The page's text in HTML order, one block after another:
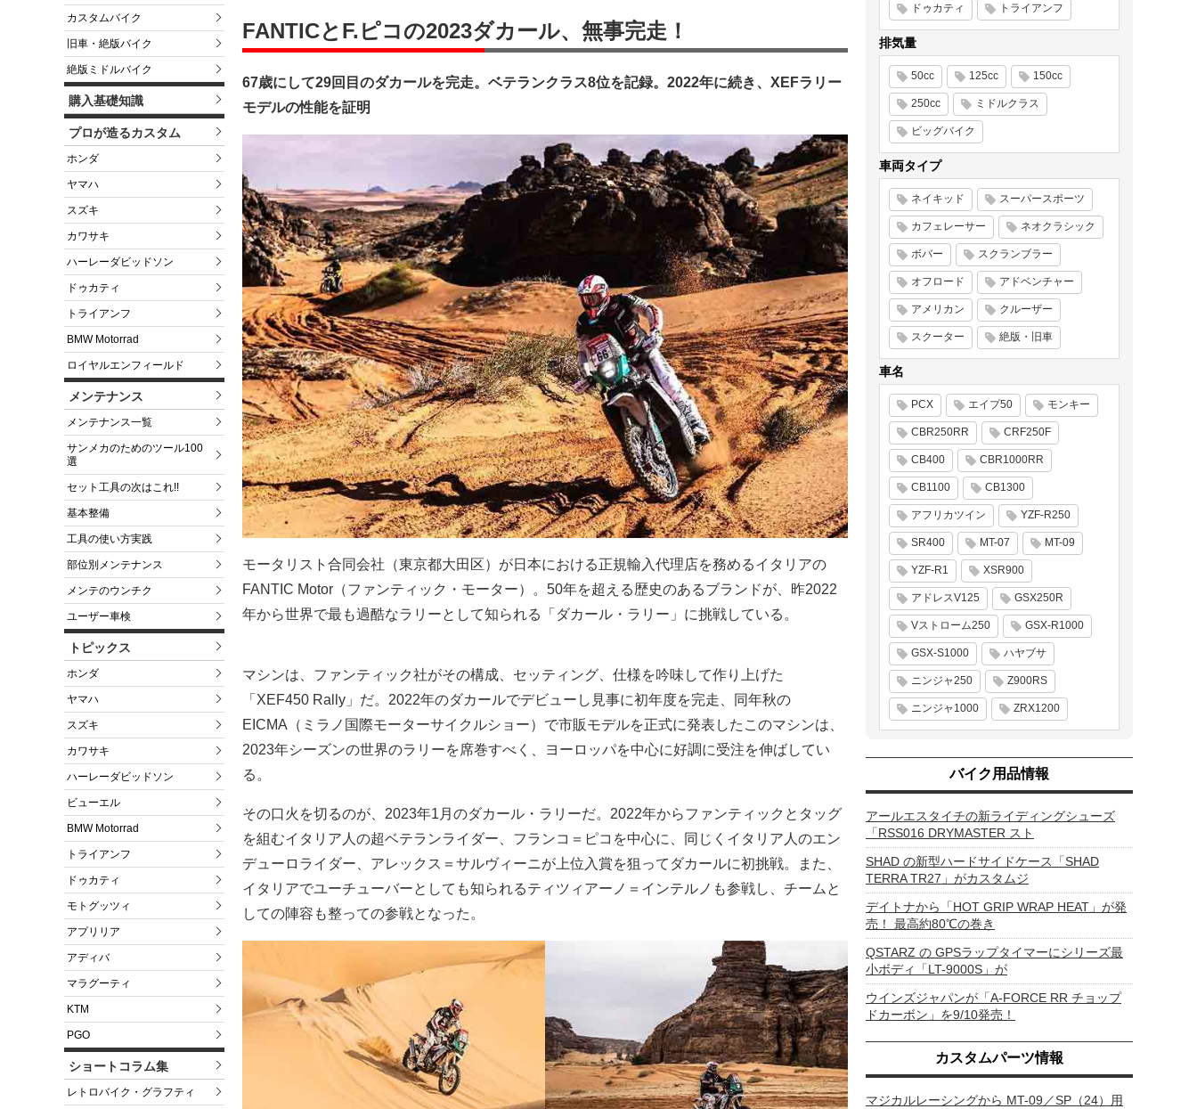
カスタムバイク
旧車・絶版バイク
絶版ミドルバイク
購入基礎知識
プロが造るカスタム
ホンダ
ヤマハ
スズキ
カワサキ
ハーレーダビッドソン
ドゥカティ
トライアンフ
BMW Motorrad
ロイヤルエンフィールド
メンテナンス
メンテナンス一覧
サンメカのためのツール100
選
セット工具の次はこれ!!
基本整備
工具の使い方実践
部位別メンテナンス
メンテのウンチク
ユーザー車検
トピックス
ホンダ
ヤマハ
スズキ
カワサキ
ハーレーダビッドソン
ビューエル
BMW Motorrad
トライアンフ
ドゥカティ
モトグッツィ
アプリリア
アディバ
マラグーティ
KTM
PGO
ショートコラム集
レトロバイク・グラフティ
FANTICとF.ピコの2023ダカール、無事完走！
67歳にして29回目のダカールを完走。ベテランクラス8位を記録。2022年に続き、XEFラリー
モデルの性能を証明
モータリスト合同会社（東京都大田区）が日本における正規輸入代理店を務めるイタリアの
FANTIC Motor（ファンティック・モーター）。50年を超える歴史のあるブランドが、昨2022
年から世界で最も過酷なラリーとして知られる「ダカール・ラリー」に挑戦している。
マシンは、ファンティック社がその構成、セッティング、仕様を吟味して作り上げた
「XEF450 Rally」だ。2022年のダカールでデビューし見事に初年度を完走、同年秋の
EICMA（ミラノ国際モーターサイクルショー）で市販モデルを正式に発表したこのマシンは、
2023年シーズンの世界のラリーを席巻すべく、ヨーロッパを中心に好調に受注を伸ばしてい
る。
その口火を切るのが、2023年1月のダカール・ラリーだ。2022年からファンティックとタッグ
を組むイタリア人の超ベテランライダー、フランコ＝ピコを中心に、同じくイタリア人のエン
デューロライダー、アレックス＝サルヴィーニが上位入賞を狙ってダカールに初挑戦。また、
イタリアでユーチューバーとしても知られるティツィアーノ＝インテルノも参戦し、チームと
しての陣容も整っての参戦となった。
ドゥカティ トライアンフ
排気量
50cc 125cc 150cc
250cc ミドルクラス
ビッグバイク
車両タイプ
ネイキッド スーパースポーツ
カフェレーサー ネオクラシック
ボバー スクランブラー
オフロード アドベンチャー
アメリカン クルーザー
スクーター 絶版・旧車
車名
PCX エイプ50 モンキー
CBR250RR CRF250F
CB400 CBR1000RR
CB1100 CB1300
アフリカツイン YZF-R250
SR400 MT-07 MT-09
YZF-R1 XSR900
アドレスV125 GSX250R
Vストローム250 GSX-R1000
GSX-S1000 ハヤブサ
ニンジャ250 Z900RS
ニンジャ1000 ZRX1200
バイク用品情報
アールエスタイチの新ライディングシューズ
「RSS016 DRYMASTER スト
SHAD の新型ハードサイドケース「SHAD
TERRA TR27」がカスタムジ
デイトナから「HOT GRIP WRAP HEAT」が発
売！ 最高約80℃の巻き
QSTARZ の GPSラップタイマーにシリーズ最
小ボディ「LT-9000S」が
ウインズジャパンが「A-FORCE RR チョップ
ドカーボン」を9/10発売！
カスタムパーツ情報
マジカルレーシングから MT-09／SP（24）用